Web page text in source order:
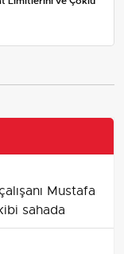
Mustafa
sahada